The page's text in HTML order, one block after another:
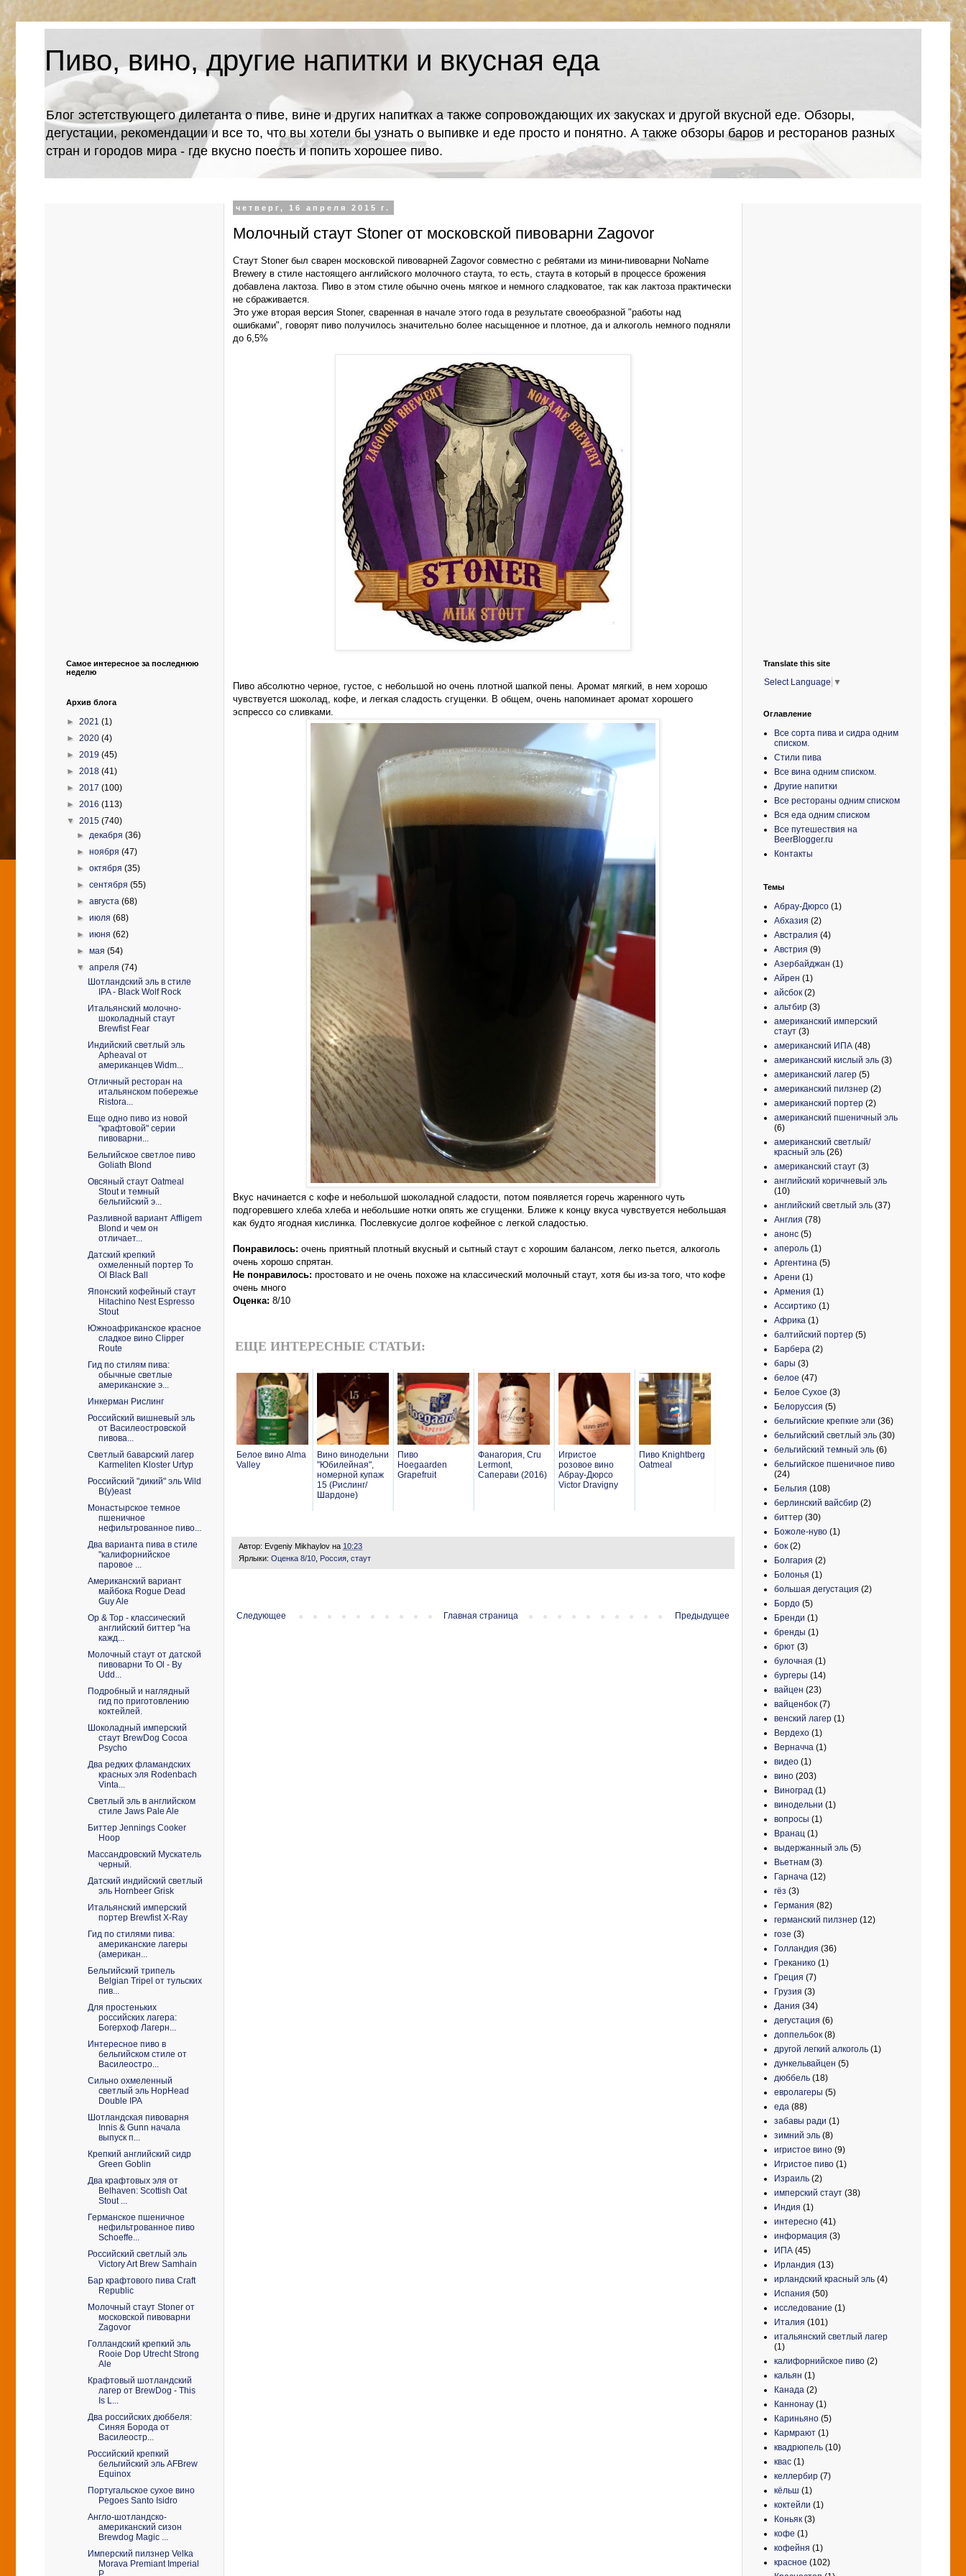
Пиво, вино, другие напитки и вкусная еда
Блог эстетствующего дилетанта о пиве, вине и других напитках а также сопровождающих их закусках и другой вкусной еде. Обзоры,
дегустации, рекомендации и все то, что вы хотели бы узнать о выпивке и еде просто и понятно. А также обзоры баров и ресторанов разных
стран и городов мира - где вкусно поесть и попить хорошее пиво.
четверг, 16 апреля 2015 г.
Молочный стаут Stoner от московской пивоварни Zagovor
Стаут Stoner был сварен московской пивоварней Zagovor совместно с ребятами из мини-пивоварни NoName
Brewery в стиле настоящего английского молочного стаута, то есть, стаута в который в процессе брожения
добавлена лактоза. Пиво в этом стиле обычно очень мягкое и немного сладковатое, так как лактоза практически
не сбраживается.
Это уже вторая версия Stoner, сваренная в начале этого года в результате своеобразной "работы над
ошибками", говорят пиво получилось значительно более насыщенное и плотное, да и алкоголь немного подняли
до 6,5%
Пиво абсолютно черное, густое, с небольшой но очень плотной шапкой пены. Аромат мягкий, в нем хорошо
чувствуется шоколад, кофе, и легкая сладость сгущенки. В общем, очень напоминает аромат хорошего
эспрессо со сливками.
Вкус начинается с кофе и небольшой шоколадной сладости, потом появляется горечь жаренного чуть
подгоревшего хлеба хлеба и небольшие нотки опять же сгущенки. Ближе к концу вкуса чувствуется небольшая
как будто ягодная кислинка. Послевкусие долгое кофейное с легкой сладостью.
Понравилось: очень приятный плотный вкусный и сытный стаут с хорошим балансом, легко пьется, алкоголь
очень хорошо спрятан.
Не понравилось: простовато и не очень похоже на классический молочный стаут, хотя бы из-за того, что кофе
очень много
Оценка: 8/10
ЕЩЕ ИНТЕРЕСНЫЕ СТАТЬИ:
Белое вино Alma
Valley
Вино винодельни
"Юбилейная",
номерной купаж
15 (Рислинг/
Шардоне)
Пиво
Hoegaarden
Grapefruit
Фанагория, Cru
Lermont,
Саперави (2016)
Игристое
розовое вино
Абрау-Дюрсо
Victor Dravigny
Пиво Knightberg
Oatmeal
Автор: Evgeniy Mikhaylov на 10:23
Ярлыки: Оценка 8/10 Россия стаут
Следующее Предыдущее
Главная страница
Самое интересное за последнюю
неделю
Архив блога
► 2021 (1)
► 2020 (4)
► 2019 (45)
► 2018 (41)
► 2017 (100)
► 2016 (113)
▼ 2015 (740)
►декабря(36)
►ноября(47)
►октября(35)
►сентября(55)
►августа(68)
►июля(68)
►июня(62)
►мая(54)
▼апреля(74)
Шотландский эль в стиле
IPA - Black Wolf Rock
Итальянский молочно-
шоколадный стаут
Brewfist Fear
Индийский светлый эль
Apheaval от
американцев Widm...
Отличный ресторан на
итальянском побережье
Ristora...
Еще одно пиво из новой
"крафтовой" серии
пивоварни...
Бельгийское светлое пиво
Goliath Blond
Овсяный стаут Oatmeal
Stout и темный
бельгийский э...
Разливной вариант Affligem
Blond и чем он
отличает...
Датский крепкий
охмеленный портер To
Ol Black Ball
Японский кофейный стаут
Hitachino Nest Espresso
Stout
Южноафриканское красное
сладкое вино Clipper
Route
Гид по стилям пива:
обычные светлые
американские э...
Инкерман Рислинг
Российский вишневый эль
от Василеостровской
пивова...
Светлый баварский лагер
Karmeliten Kloster Urtyp
Российский "дикий" эль Wild
B(y)east
Монастырское темное
пшеничное
нефильтрованное пиво...
Два варианта пива в стиле
"калифорнийское
паровое ...
Американский вариант
майбока Rogue Dead
Guy Ale
Op & Top - классический
английский биттер "на
кажд...
Молочный стаут от датской
пивоварни To Ol - By
Udd...
Подробный и наглядный
гид по приготовлению
коктейлей.
Шоколадный имперский
стаут BrewDog Cocoa
Psycho
Два редких фламандских
красных эля Rodenbach
Vinta...
Светлый эль в английском
стиле Jaws Pale Ale
Биттер Jennings Cooker
Hoop
Массандровский Мускатель
черный.
Датский индийский светлый
эль Hornbeer Grisk
Итальянский имперский
портер Brewfist X-Ray
Гид по стилями пива:
американские лагеры
(американ...
Бельгийский трипель
Belgian Tripel от тульских
пив...
Для простеньких
российских лагера:
Богерхоф Лагерн...
Интересное пиво в
бельгийском стиле от
Василеостро...
Сильно охмеленный
светлый эль HopHead
Double IPA
Шотландская пивоварня
Innis & Gunn начала
выпуск п...
Крепкий английский сидр
Green Goblin
Два крафтовых эля от
Belhaven: Scottish Oat
Stout ...
Германское пшеничное
нефильтрованное пиво
Schoeffe...
Российский светлый эль
Victory Art Brew Samhain
Бар крафтового пива Craft
Republic
Молочный стаут Stoner от
московской пивоварни
Zagovor
Голландский крепкий эль
Rooie Dop Utrecht Strong
Ale
Крафтовый шотландский
лагер от BrewDog - This
Is L...
Два российских дюббеля:
Синяя Борода от
Василеостр...
Российский крепкий
бельгийский эль AFBrew
Equinox
Португальское сухое вино
Pegoes Santo Isidro
Англо-шотландско-
американский сизон
Brewdog Magic ...
Имперский пилзнер Velka
Morava Premiant Imperial
P...
Translate this site
Select Language ▼
Оглавление
Все сорта пива и сидра одним
списком.
Стили пива
Все вина одним списком.
Другие напитки
Все рестораны одним списком
Вся еда одним списком
Все путешествия на
BeerBlogger.ru
Контакты
Темы
Абрау-Дюрсо (1)
Абхазия (2)
Австралия (4)
Австрия (9)
Азербайджан (1)
Айрен (1)
айсбок (2)
альтбир (3)
американский имперский
стаут (3)
американский ИПА (48)
американский кислый эль (3)
американский лагер (5)
американский пилзнер (2)
американский портер (2)
американский пшеничный эль
(6)
американский светлый/
красный эль (26)
американский стаут (3)
английский коричневый эль
(10)
английский светлый эль (37)
Англия (78)
анонс (5)
апероль (1)
Аргентина (5)
Арени (1)
Армения (1)
Ассиртико (1)
Африка (1)
балтийский портер (5)
Барбера (2)
бары (3)
белое (47)
Белое Сухое (3)
Белоруссия (5)
бельгийские крепкие эли (36)
бельгийский светлый эль (30)
бельгийский темный эль (6)
бельгийское пшеничное пиво
(24)
Бельгия (108)
берлинский вайсбир (2)
биттер (30)
Божоле-нуво (1)
бок (2)
Болгария (2)
Болонья (1)
большая дегустация (2)
Бордо (5)
Бренди (1)
бренды (1)
брют (3)
булочная (1)
бургеры (14)
вайцен (23)
вайценбок (7)
венский лагер (1)
Вердехо (1)
Верначча (1)
видео (1)
вино (203)
Виноград (1)
винодельни (1)
вопросы (1)
Вранац (1)
выдержанный эль (5)
Вьетнам (3)
Гарнача (12)
гёз (3)
Германия (82)
германский пилзнер (12)
гозе (3)
Голландия (36)
Греканико (1)
Греция (7)
Грузия (3)
Дания (34)
дегустация (6)
доппельбок (8)
другой легкий алкоголь (1)
дункельвайцен (5)
дюббель (18)
евролагеры (5)
еда (88)
забавы ради (1)
зимний эль (8)
игристое вино (9)
Игристое пиво (1)
Израиль (2)
имперский стаут (38)
Индия (1)
интересно (41)
информация (3)
ИПА (45)
Ирландия (13)
ирландский красный эль (4)
Испания (50)
исследование (1)
Италия (101)
итальянский светлый лагер
(1)
калифорнийское пиво (2)
кальян (1)
Канада (2)
Каннонау (1)
Кариньяно (5)
Кармрают (1)
квадрюпель (10)
квас (1)
келлербир (7)
кёльш (1)
коктейли (1)
Коньяк (3)
кофе (1)
кофейня (1)
красное (102)